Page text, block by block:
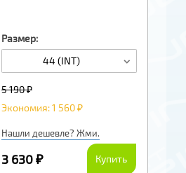
Размер:
44 (INT)
5 190 ₽
Экономия: 1 560 ₽
Нашли дешевле? Жми.
3 630 ₽ Купить